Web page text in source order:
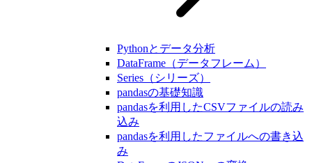
Pythonとデータ分析
DataFrame（データフレーム）
Series（シリーズ）
pandasの基礎知識
pandasを利用したCSVファイルの読み
込み
pandasを利用したファイルへの書き込
み